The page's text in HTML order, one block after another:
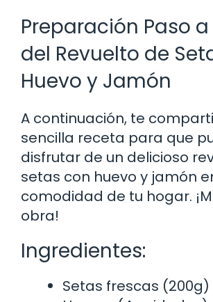
Preparación Paso a
del Revuelto de
Huevo y Jamón
A continuación, te
sencilla receta para que
disfrutar de un delicioso
setas con huevo y jamón
comodidad de tu hogar.
obra!
Ingredientes:
Setas frescas (200g)